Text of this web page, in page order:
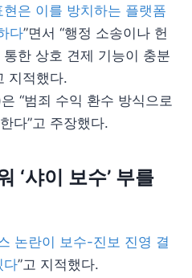
은 이를 방치하는 플랫폼
다”면서 “행정 소송이나 헌
한 상호 견제 기능이 충분
지적했다.
“범죄 수익 환수 방식으로
다”고 주장했다.
‘샤이 보수’ 부를
논란이 보수-진보 진영 결
다”고 지적했다.